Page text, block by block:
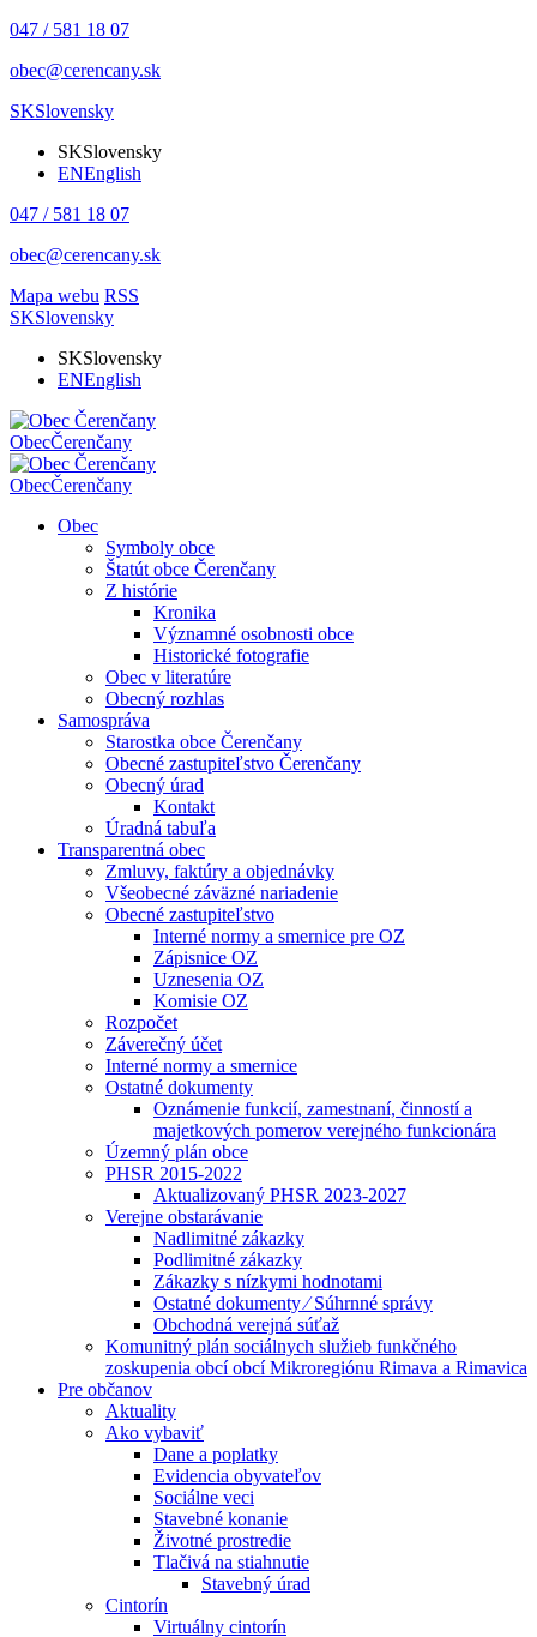
047 / 581 18 07
obec@cerencany.sk
SKSlovensky
SKSlovensky
ENEnglish
047 / 581 18 07
obec@cerencany.sk
Mapa webu RSS
SKSlovensky
SKSlovensky
ENEnglish
ObecČerenčany
ObecČerenčany
Obec
Symboly obce
Štatút obce Čerenčany
Z histórie
Kronika
Významné osobnosti obce
Historické fotografie
Obec v literatúre
Obecný rozhlas
Samospráva
Starostka obce Čerenčany
Obecné zastupiteľstvo Čerenčany
Obecný úrad
Kontakt
Úradná tabuľa
Transparentná obec
Zmluvy, faktúry a objednávky
Všeobecné záväzné nariadenie
Obecné zastupiteľstvo
Interné normy a smernice pre OZ
Zápisnice OZ
Uznesenia OZ
Komisie OZ
Rozpočet
Záverečný účet
Interné normy a smernice
Ostatné dokumenty
Oznámenie funkcií, zamestnaní, činností a
majetkových pomerov verejného funkcionára
Územný plán obce
PHSR 2015-2022
Aktualizovaný PHSR 2023-2027
Verejne obstarávanie
Nadlimitné zákazky
Podlimitné zákazky
Zákazky s nízkymi hodnotami
Ostatné dokumenty ⁄ Súhrnné správy
Obchodná verejná súťaž
Komunitný plán sociálnych služieb funkčného
zoskupenia obcí obcí Mikroregiónu Rimava a Rimavica
Pre občanov
Aktuality
Ako vybaviť
Dane a poplatky
Evidencia obyvateľov
Sociálne veci
Stavebné konanie
Životné prostredie
Tlačivá na stiahnutie
Stavebný úrad
Cintorín
Virtuálny cintorín